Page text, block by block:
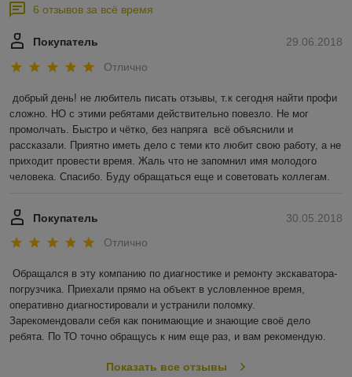
6 отзывов за всё время
29.06.2018
Покупатель
Отлично
добрый день! не любитель писать отзывы, т.к сегодня найти профи
сложно. НО с этими ребятами действительно повезло. Не мог
промолчать. Быстро и чётко, без напряга  всё объяснили и
рассказали. Приятно иметь дело с теми кто любит свою работу, а не
приходит провести время. Жаль что не запомнил имя молодого
человека. Спасибо. Буду обращаться еще и советовать коллегам.
30.05.2018
Покупатель
Отлично
Обращался в эту компанию по диагностике и ремонту экскаватора-
погрузчика. Приехали прямо на объект в условленное время,
оперативно диагностировали и устранили поломку.
Зарекомендовали себя как понимающие и знающие своё дело
ребята. По ТО точно обращусь к ним еще раз, и вам рекомендую.
Показать все отзывы